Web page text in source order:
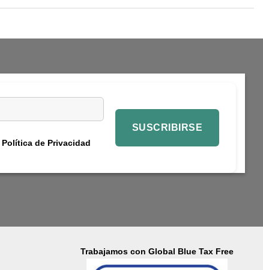
Política de Privacidad
Trabajamos con Global Blue Tax Free